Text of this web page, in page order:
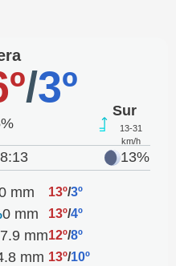
/3º
Sur
13-31
km/h
13%
mm 13º/3º
0 mm 13º/4º
mm12º/8º
mm 13º/10º